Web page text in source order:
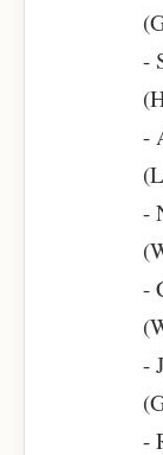
-
-
-
-
-
-